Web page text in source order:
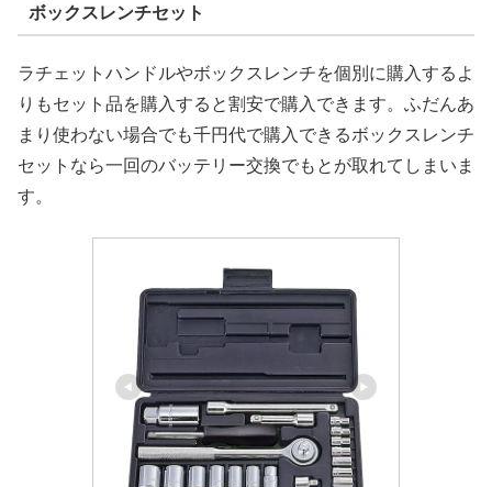
ボックスレンチセット
ラチェットハンドルやボックスレンチを個別に購入するよ
りもセット品を購入すると割安で購入できます。ふだんあ
まり使わない場合でも千円代で購入できるボックスレンチ
セットなら一回のバッテリー交換でもとが取れてしまいま
す。